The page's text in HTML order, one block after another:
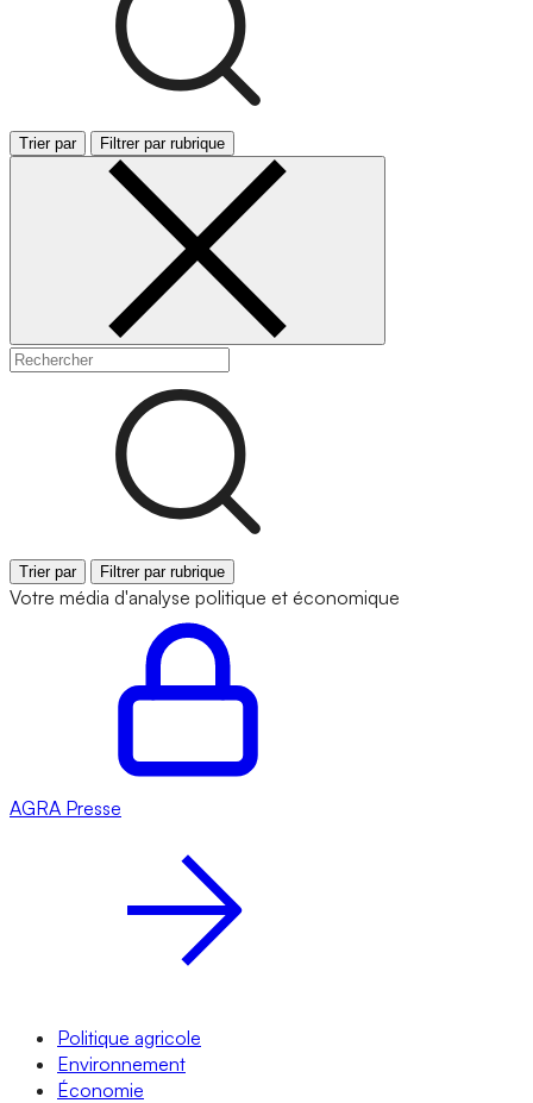
Trier par Filtrer par rubrique
Trier par Filtrer par rubrique
Votre média d'analyse politique et économique
AGRA Presse
Politique agricole
Environnement
Économie